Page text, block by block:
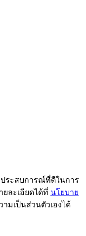
ระสบการณ์ที่ดีในการ
ละเอียดได้ที่ นโยบาย
มเป็นส่วนตัวเองได้